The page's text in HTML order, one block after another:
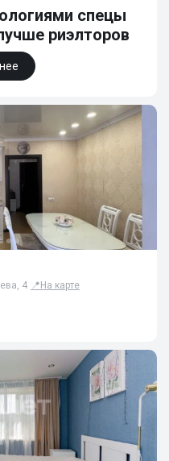
спецы
риэлторов
4 📍 На карте